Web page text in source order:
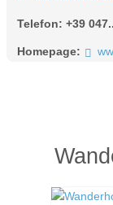
Telefon: +39
Homepage: